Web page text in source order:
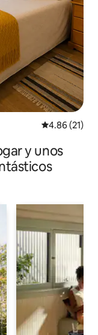
Calificación
4.86 (21)
y unos